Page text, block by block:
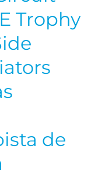
Trophy
de